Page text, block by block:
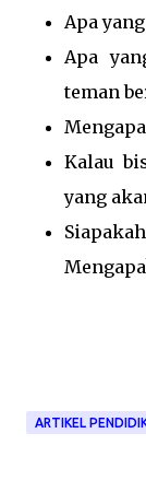
Apa
Apa
teman
Kalau
yang
ARTIKEL